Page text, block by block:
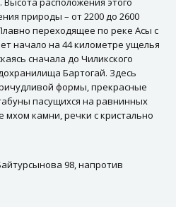
природы – от 2200 до 2600
переходящее по реке Асы с
начало на 44 километре ущелья
сначала до Чиликского
Бартогай. Здесь
формы, прекрасные
пасущихся на равнинных
камни, речки с кристально
98, напротив